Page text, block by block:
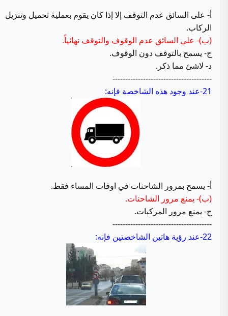
أ- على السائق عدم التوقف إلا إذا كان يقوم بعملية تحميل وتنزيل
الركاب.
(ب)- على السائق عدم الوقوف والتوقف نهائياً.
ج- يسمح بالتوقف دون الوقوف.
د- لاشئ مما ذكر.
---------------------------------------
21-عند وجود هذه الشاخصة فإنه:
أ- يسمح بمرور الشاحنات في اوقات المساء فقط.
(ب)- يمنع مرور الشاحنات.
ج- يمنع مرور المركبات.
---------------------------------------
22- عند رؤية هاتين الشاخصتين فإنه: